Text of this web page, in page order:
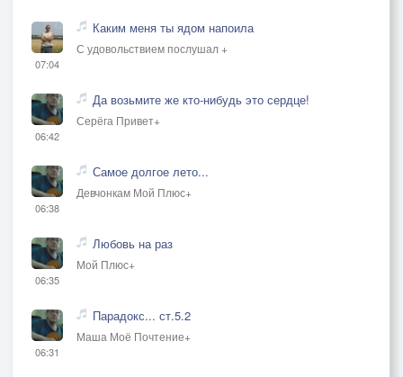
07:04
Каким меня ты ядом напоила
С удовольствием послушал +
06:42
Да возьмите же кто-нибудь это сердце!
Серёга Привет+
06:38
Самое долгое лето...
Девчонкам Мой Плюс+
06:35
Любовь на раз
Мой Плюс+
06:31
Парадокс... ст.5.2
Маша Моё Почтение+